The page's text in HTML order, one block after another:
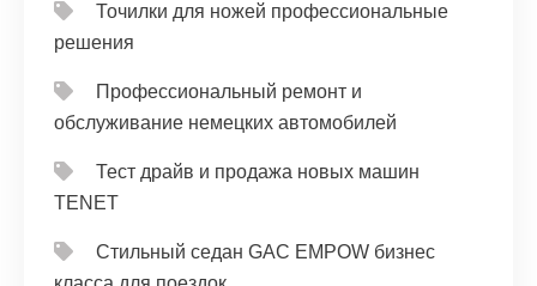
Точилки для ножей профессиональные
решения
Профессиональный ремонт и
обслуживание немецких автомобилей
Тест драйв и продажа новых машин
TENET
Стильный седан GAC EMPOW бизнес